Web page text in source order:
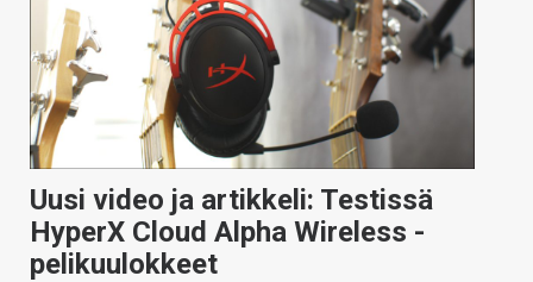
Uusi video ja artikkeli: Testissä
HyperX Cloud Alpha Wireless -
pelikuulokkeet